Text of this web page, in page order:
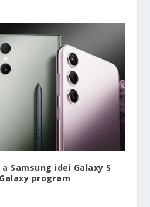
Samsung idei Galaxy S
program